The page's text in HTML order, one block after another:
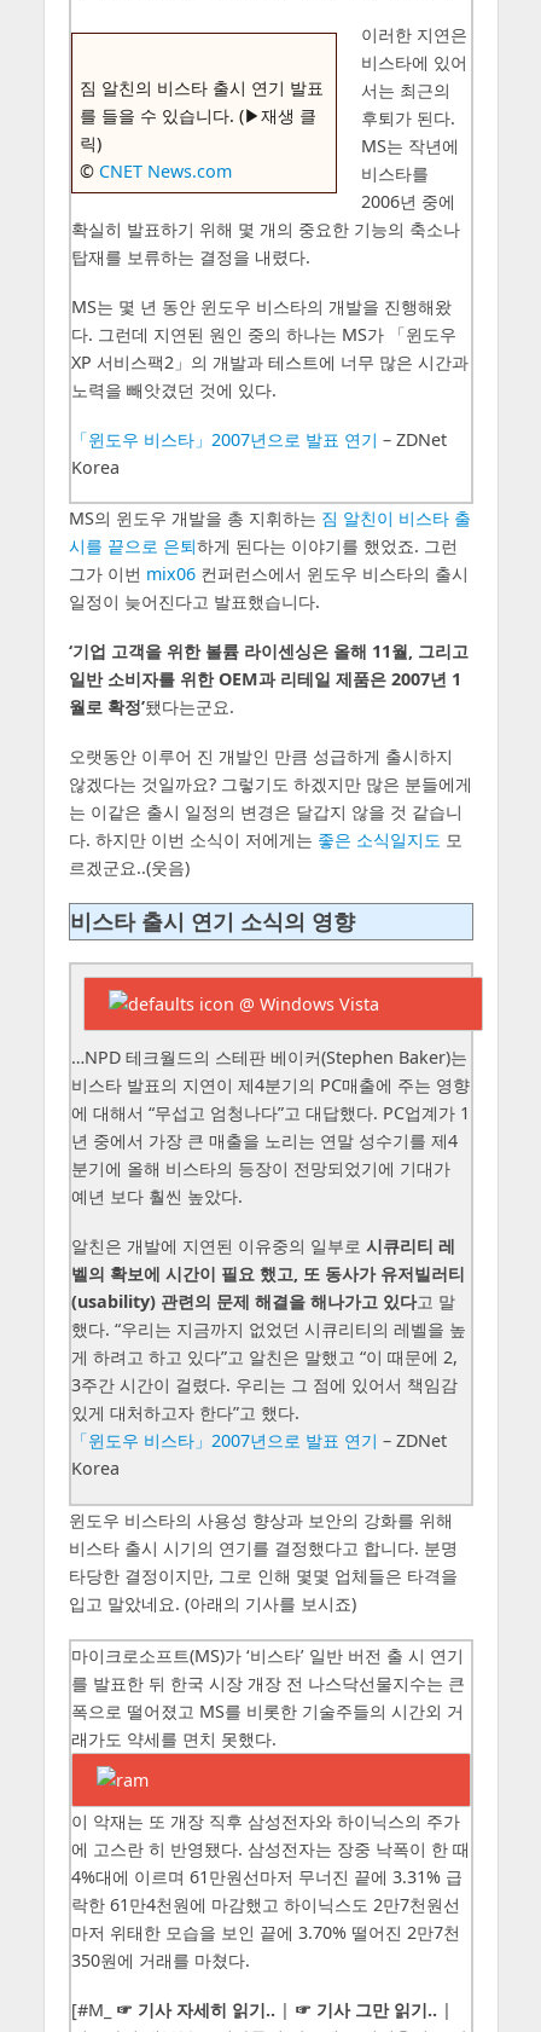
짐 알친의 비스타 출시 연기 발표
를 들을 수 있습니다. (▶재생 클
릭)
© CNET News.com
이러한 지연은
비스타에 있어
서는 최근의
후퇴가 된다.
MS는 작년에
비스타를
2006년 중에
확실히 발표하기 위해 몇 개의 중요한 기능의 축소나
탑재를 보류하는 결정을 내렸다.
MS는 몇 년 동안 윈도우 비스타의 개발을 진행해왔
다. 그런데 지연된 원인 중의 하나는 MS가 「윈도우
XP 서비스팩2」의 개발과 테스트에 너무 많은 시간과
노력을 빼앗겼던 것에 있다.
「윈도우 비스타」2007년으로 발표 연기 – ZDNet
Korea
MS의 윈도우 개발을 총 지휘하는 짐 알친이 비스타 출
시를 끝으로 은퇴하게 된다는 이야기를 했었죠. 그런
그가 이번 mix06컨퍼런스에서 윈도우 비스타의 출시
일정이 늦어진다고 발표했습니다.
‘기업 고객을 위한 볼륨 라이센싱은 올해 11월, 그리고
일반 소비자를 위한 OEM과 리테일 제품은 2007년 1
월로 확정’됐다는군요.
오랫동안 이루어 진 개발인 만큼 성급하게 출시하지
않겠다는 것일까요? 그렇기도 하겠지만 많은 분들에게
는 이같은 출시 일정의 변경은 달갑지 않을 것 같습니
다. 하지만 이번 소식이 저에게는 좋은 소식일지도 모
르겠군요..(웃음)
비스타 출시 연기 소식의 영향
…NPD 테크월드의 스테판 베이커(Stephen Baker)는
비스타 발표의 지연이 제4분기의 PC매출에 주는 영향
에 대해서 “무섭고 엄청나다”고 대답했다. PC업계가 1
년 중에서 가장 큰 매출을 노리는 연말 성수기를 제4
분기에 올해 비스타의 등장이 전망되었기에 기대가
예년 보다 훨씬 높았다.
알친은 개발에 지연된 이유중의 일부로 시큐리티 레
벨의 확보에 시간이 필요 했고, 또 동사가 유저빌러티
(usability) 관련의 문제 해결을 해나가고 있다고 말
했다. “우리는 지금까지 없었던 시큐리티의 레벨을 높
게 하려고 하고 있다”고 알친은 말했고 “이 때문에 2,
3주간 시간이 걸렸다. 우리는 그 점에 있어서 책임감
있게 대처하고자 한다”고 했다.
「윈도우 비스타」2007년으로 발표 연기 – ZDNet
Korea
윈도우 비스타의 사용성 향상과 보안의 강화를 위해
비스타 출시 시기의 연기를 결정했다고 합니다. 분명
타당한 결정이지만, 그로 인해 몇몇 업체들은 타격을
입고 말았네요. (아래의 기사를 보시죠)
마이크로소프트(MS)가 ‘비스타’ 일반 버전 출 시 연기
를 발표한 뒤 한국 시장 개장 전 나스닥선물지수는 큰
폭으로 떨어졌고 MS를 비롯한 기술주들의 시간외 거
래가도 약세를 면치 못했다.
이 악재는 또 개장 직후 삼성전자와 하이닉스의 주가
에 고스란 히 반영됐다. 삼성전자는 장중 낙폭이 한 때
4%대에 이르며 61만원선마저 무너진 끝에 3.31% 급
락한 61만4천원에 마감했고 하이닉스도 2만7천원선
마저 위태한 모습을 보인 끝에 3.70% 떨어진 2만7천
350원에 거래를 마쳤다.
[#M_ ☞ 기사 자세히 읽기..| ☞ 기사 그만 읽기..|